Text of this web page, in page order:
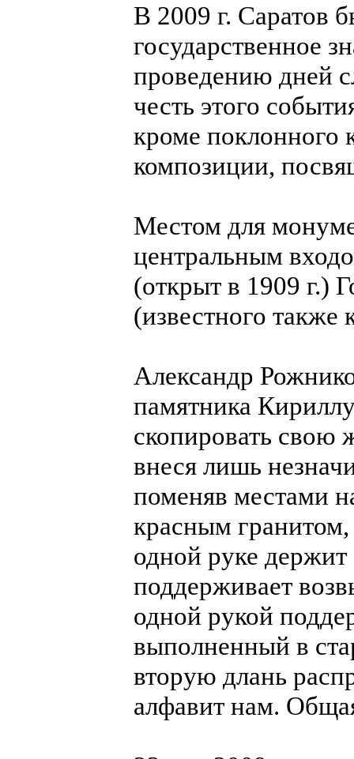
В 2009 г. Саратов
государственное
проведению дней
честь этого
кроме поклонного
композиции,
Местом для
центральным
(открыт в 1909 г.)
(известного также
Александр
памятника
скопировать свою
внеся лишь
поменяв местами
красным
одной руке держит
поддерживает
одной рукой
выполненный в
вторую длань
алфавит нам.